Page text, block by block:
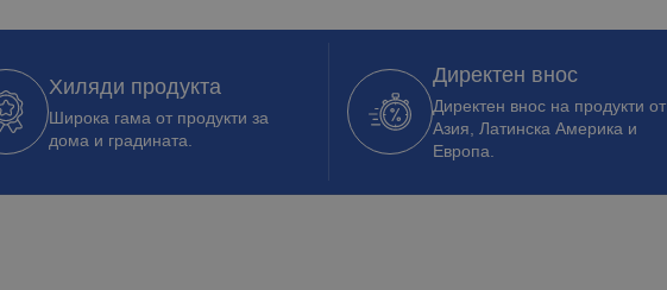
Хиляди продукта
Широка гама от продукти за
дома и градината.
Директен внос
Директен внос на продукти от
Азия, Латинска Америка и
Европа.